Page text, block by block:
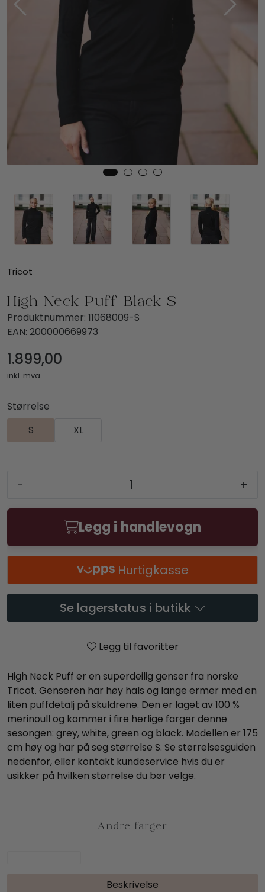
Tricot
Produktnummer: 11068009-S
EAN: 200000669973
1.899,00
inkl. mva.
Størrelse
S
XL
- +
Legg i handlevogn
Hurtigkasse
Se lagerstatus i butikk
Legg til favoritter
High Neck Puff er en superdeilig genser fra norske
Tricot. Genseren har høy hals og lange ermer med en
liten puffdetalj på skuldrene. Den er laget av 100 %
merinoull og kommer i fire herlige farger denne
sesongen: grey, white, green og black. Modellen er 175
cm høy og har på seg størrelse S. Se størrelsesguiden
nedenfor, eller kontakt kundeservice hvis du er
usikker på hvilken størrelse du bør velge.
Beskrivelse
Skjørt